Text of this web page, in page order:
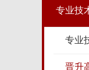
专业技
专业
晋升